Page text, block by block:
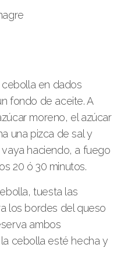
cebolla en dados
fondo de aceite. A
moreno, el azúcar
una pizca de sal y
haciendo, a fuego
20 ó 30 minutos.
tuesta las
los bordes del queso
ambos
cebolla esté hecha y